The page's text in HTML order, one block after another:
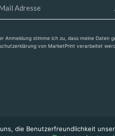
Anmeldung stimme ich zu, dass meine Daten
von MarketPrint verarbeitet
die Benutzerfreundlichkeit